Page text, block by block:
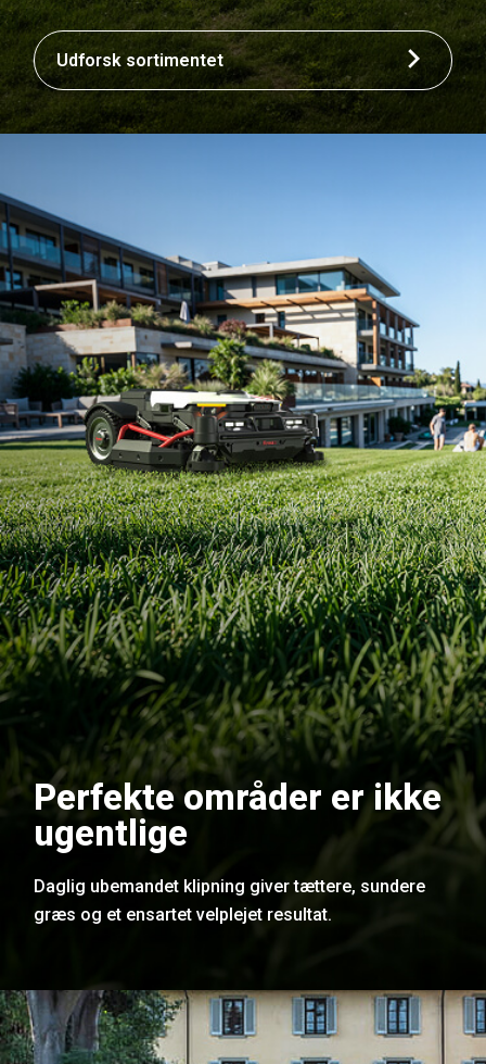
Udforsk sortimentet
Perfekte områder er ikke
ugentlige
Daglig ubemandet klipning giver tættere, sundere
græs og et ensartet velplejet resultat.